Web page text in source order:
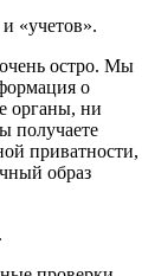
«учетов».
остро. Мы
о
органы, ни
получаете
приватности,
образ